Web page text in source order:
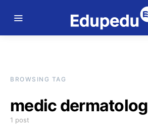
BROWSING TAG
medic dermatolog
1 post